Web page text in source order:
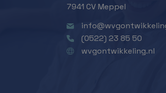
7941 CV Meppel
(0522) 23 85 50
wvgontwikkeling.nl